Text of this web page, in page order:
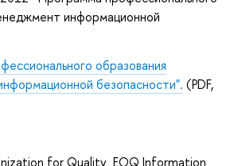
информационной
образования
безопасности". (PDF,
for Quality EOQ Information